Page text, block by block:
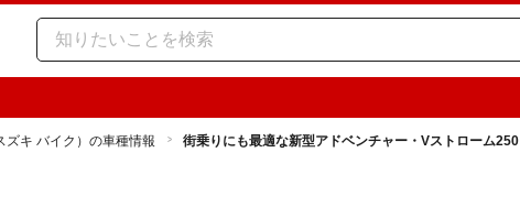
ズキ バイク）の車種情報 街乗りにも最適な新型アドベンチャー・Vストローム250